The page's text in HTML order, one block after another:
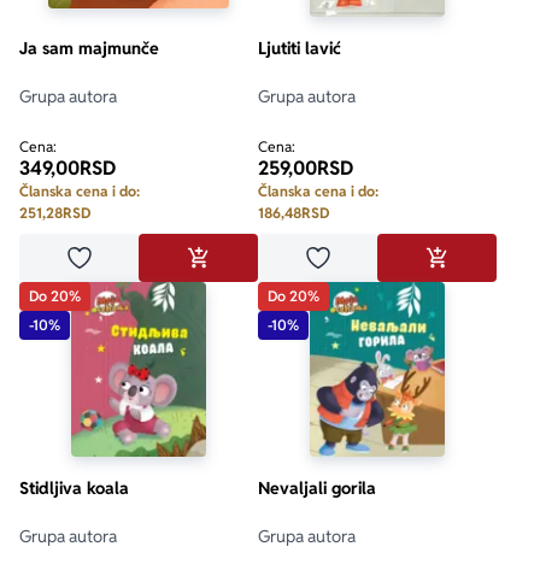
Ja sam majmunče
Grupa autora
Cena:
349,00RSD
Članska cena i do:
251,28RSD
Dodaj u omiljeneDODAJ U KORPU
Ljutiti lavić
Grupa autora
Cena:
259,00RSD
Članska cena i do:
186,48RSD
Dodaj u omiljeneDODAJ U
Do 20%
-10%
Stidljiva koala
Grupa autora
Do 20%
-10%
Nevaljali gorila
Grupa autora